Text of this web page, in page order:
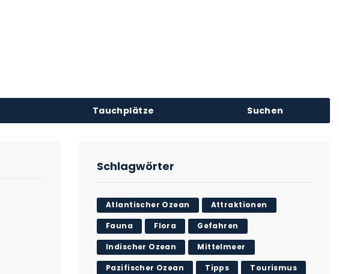
Tauchplätze Suchen
Schlagwörter
Atlantischer Ozean Attraktionen
Fauna Flora Gefahren
Indischer Ozean Mittelmeer
Pazifischer Ozean Tipps Tourismus